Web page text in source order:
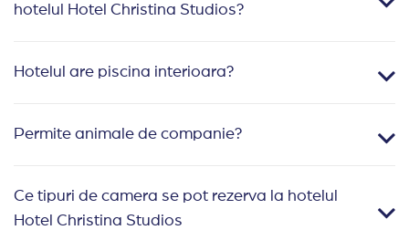
hotelul Hotel Christina Studios?
Hotelul are piscina interioara?
Permite animale de companie?
Ce tipuri de camera se pot rezerva la hotelul
Hotel Christina Studios